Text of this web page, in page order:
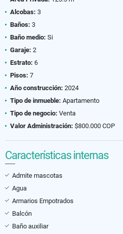
Alcobas: 3
Baños: 3
Baño medio: Si
Garaje: 2
Estrato: 6
Pisos: 7
Año construcción: 2024
Tipo de inmueble: Apartamento
Tipo de negocio: Venta
Valor Administración: $800.000 COP
Características internas
Admite mascotas
Agua
Armarios Empotrados
Balcón
Baño auxiliar